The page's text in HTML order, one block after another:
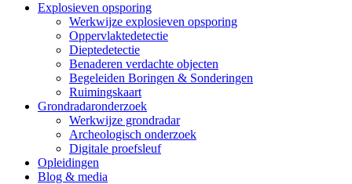
Explosieven opsporing
Werkwijze explosieven opsporing
Oppervlaktedetectie
Dieptedetectie
Benaderen verdachte objecten
Begeleiden Boringen & Sonderingen
Ruimingskaart
Grondradaronderzoek
Werkwijze grondradar
Archeologisch onderzoek
Digitale proefsleuf
Opleidingen
Blog & media